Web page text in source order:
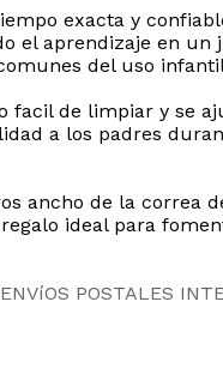
exacta y
el aprendizaje en un
del uso
facil de limpiar y se
a los padres
ancho de la correa
ideal para
POSTALES